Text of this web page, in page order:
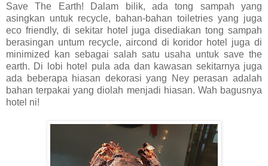
Save The Earth! Dalam bilik, ada tong sampah yang
asingkan untuk recycle, bahan-bahan toiletries yang juga
eco friendly, di sekitar hotel juga disediakan tong sampah
berasingan untum recycle, aircond di koridor hotel juga di
minimized kan sebagai salah satu usaha untuk save the
earth. Di lobi hotel pula ada dan kawasan sekitarnya juga
ada beberapa hiasan dekorasi yang Ney perasan adalah
bahan terpakai yang diolah menjadi hiasan. Wah bagusnya
hotel ni!